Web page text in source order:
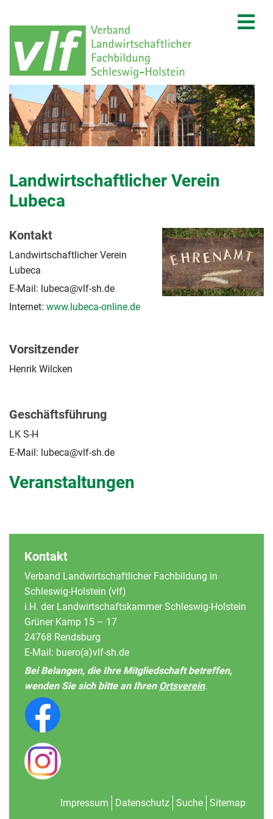
Landwirtschaftlicher Verein
Lubeca
Kontakt
Landwirtschaftlicher Verein
Lubeca
E-Mail: lubeca@vlf-sh.de
Internet: www.lubeca-online.de
Vorsitzender
Henrik Wilcken
Geschäftsführung
LK S-H
E-Mail: lubeca@vlf-sh.de
Veranstaltungen
Kontakt
Verband Landwirtschaftlicher Fachbildung in
Schleswig-Holstein (vlf)
i.H. der Landwirtschaftskammer Schleswig-Holstein
Grüner Kamp 15 – 17
24768 Rendsburg
E-Mail: buero(a)vlf-sh.de
Bei Belangen, die Ihre Mitgliedschaft betreffen,
wenden Sie sich bitte an Ihren Ortsverein.
Impressum Datenschutz Suche Sitemap